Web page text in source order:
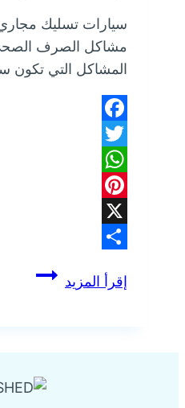
سيارات تسليك
مشاكل الصرف
المشاكل التي
Facebook
Twitter
WhatsApp
Pinterest
X
إقرأ المزيد سيارات